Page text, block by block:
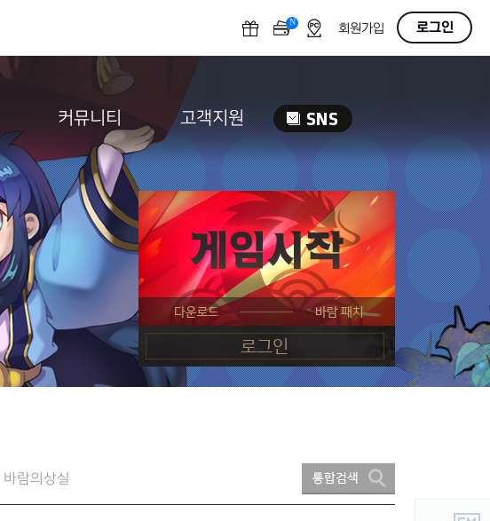
N OFF회원가입 로그인
커뮤니티 고객지원
바람의상실